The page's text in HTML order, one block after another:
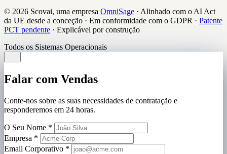
© 2026 Scovai, uma empresa OmniSage · Alinhado com o AI Act
da UE desde a conceção · Em conformidade com o GDPR · Patente
PCT pendente · Explicável por construção
Todos os Sistemas Operacionais
Falar com Vendas
Conte-nos sobre as suas necessidades de contratação e
responderemos em 24 horas.
O Seu Nome *
Empresa *
Email Corporativo *